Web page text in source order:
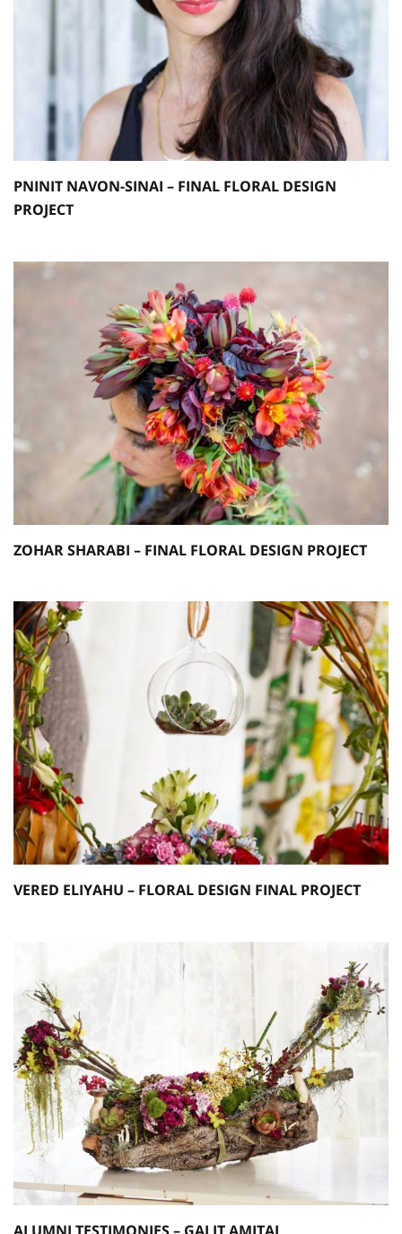
PNINIT NAVON-SINAI – FINAL FLORAL DESIGN
PROJECT
ZOHAR SHARABI – FINAL FLORAL DESIGN PROJECT
VERED ELIYAHU – FLORAL DESIGN FINAL PROJECT
ALUMNI TESTIMONIES – GALIT AMITAI